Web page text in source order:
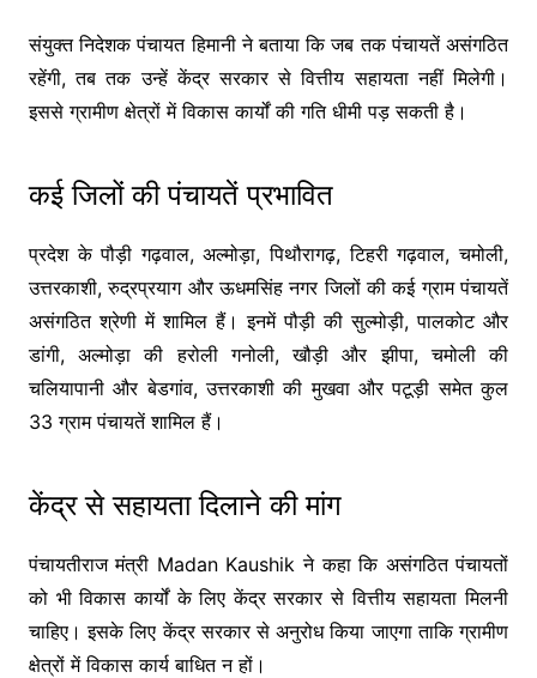
संयुक्त निदेशक पंचायत हिमानी ने बताया कि जब तक पंचायतें असंगठित
रहेंगी, तब तक उन्हें केंद्र सरकार से वित्तीय सहायता नहीं मिलेगी।
इससे ग्रामीण क्षेत्रों में विकास कार्यों की गति धीमी पड़ सकती है।
कई जिलों की पंचायतें प्रभावित
प्रदेश के पौड़ी गढ़वाल, अल्मोड़ा, पिथौरागढ़, टिहरी गढ़वाल, चमोली,
उत्तरकाशी, रुद्रप्रयाग और ऊधमसिंह नगर जिलों की कई ग्राम पंचायतें
असंगठित श्रेणी में शामिल हैं। इनमें पौड़ी की सुल्मोड़ी, पालकोट और
डांगी, अल्मोड़ा की हरोली गनोली, खौड़ी और झीपा, चमोली की
चलियापानी और बेडगांव, उत्तरकाशी की मुखवा और पटूड़ी समेत कुल
33 ग्राम पंचायतें शामिल हैं।
केंद्र से सहायता दिलाने की मांग
पंचायतीराज मंत्री Madan Kaushik ने कहा कि असंगठित पंचायतों
को भी विकास कार्यों के लिए केंद्र सरकार से वित्तीय सहायता मिलनी
चाहिए। इसके लिए केंद्र सरकार से अनुरोध किया जाएगा ताकि ग्रामीण
क्षेत्रों में विकास कार्य बाधित न हों।